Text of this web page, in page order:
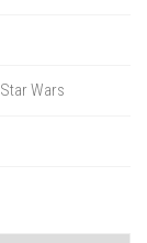
Wars